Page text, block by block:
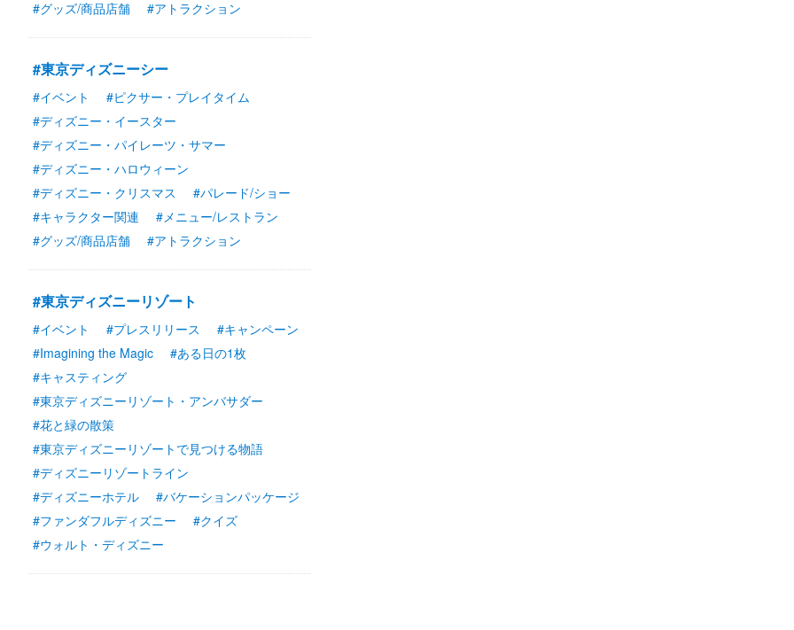
#グッズ/商品店舗
#アトラクション
#東京ディズニーシー
#イベント
#ピクサー・プレイタイム
#ディズニー・イースター
#ディズニー・パイレーツ・サマー
#ディズニー・ハロウィーン
#ディズニー・クリスマス
#パレード/ショー
#キャラクター関連
#メニュー/レストラン
#グッズ/商品店舗
#アトラクション
#東京ディズニーリゾート
#イベント #プレスリリース
#キャンペーン
#Imagining the Magic
#ある日の1枚
#キャスティング
#東京ディズニーリゾート・アンバサダー
#花と緑の散策
#東京ディズニーリゾートで見つける物語
#ディズニーリゾートライン
#ディズニーホテル
#バケーションパッケージ
#ファンダフルディズニー
#クイズ
#ウォルト・ディズニー